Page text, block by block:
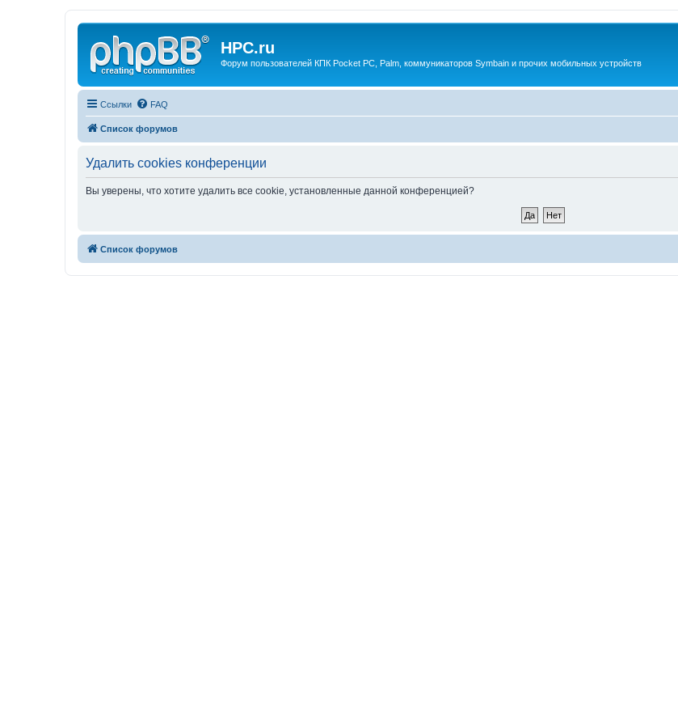
HPC.ru
Форум пользователей КПК Pocket PC, Palm, коммуникаторов Symbain и прочих мобильных устройств
Ссылки FAQ
Список форумов
Удалить cookies конференции
Вы уверены, что хотите удалить все cookie, установленные данной конференцией?
Список форумов